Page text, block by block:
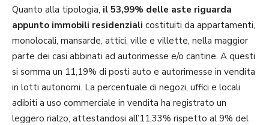
Quanto alla tipologia, il 53,99% delle aste riguarda
appunto immobili residenziali costituiti da appartamenti,
monolocali, mansarde, attici, ville e villette, nella maggior
parte dei casi abbinati ad autorimesse e/o cantine. A questi
si somma un 11,19% di posti auto e autorimesse in vendita
in lotti autonomi. La percentuale di negozi, uffici e locali
adibiti a uso commerciale in vendita ha registrato un
leggero rialzo, attestandosi all’11,33% rispetto al 9% del